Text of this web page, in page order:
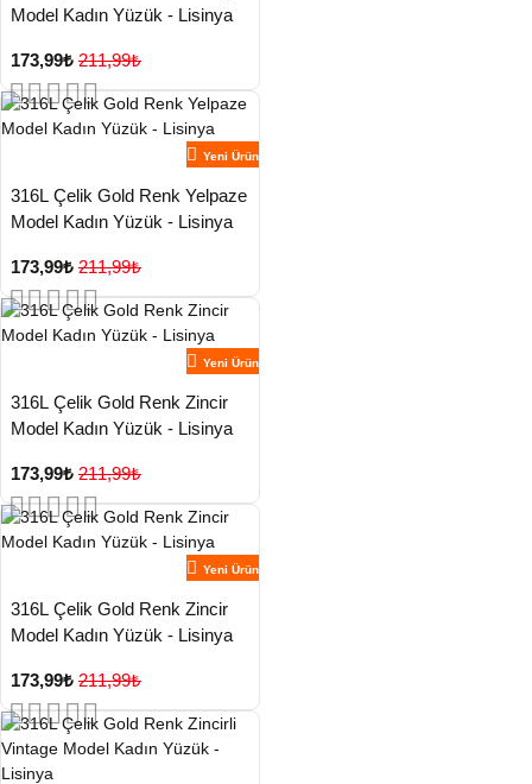
Model Kadın Yüzük - Lisinya
173,99₺ 211,99₺
Yeni Ürün
316L Çelik Gold Renk Yelpaze
Model Kadın Yüzük - Lisinya
173,99₺ 211,99₺
Yeni Ürün
316L Çelik Gold Renk Zincir
Model Kadın Yüzük - Lisinya
173,99₺ 211,99₺
Yeni Ürün
316L Çelik Gold Renk Zincir
Model Kadın Yüzük - Lisinya
173,99₺ 211,99₺